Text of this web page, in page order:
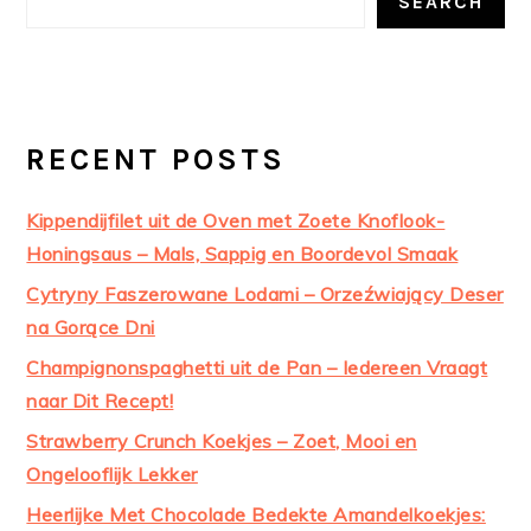
RECENT POSTS
Kippendijfilet uit de Oven met Zoete Knoflook-
Honingsaus – Mals, Sappig en Boordevol Smaak
Cytryny Faszerowane Lodami – Orzeźwiający Deser
na Gorące Dni
Champignonspaghetti uit de Pan – Iedereen Vraagt
naar Dit Recept!
Strawberry Crunch Koekjes – Zoet, Mooi en
Ongelooflijk Lekker
Heerlijke Met Chocolade Bedekte Amandelkoekjes: